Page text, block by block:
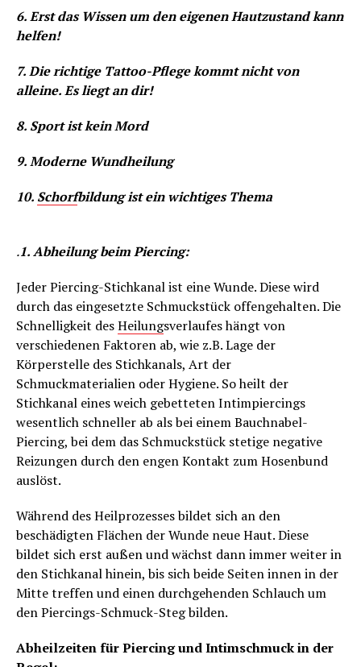
6. Erst das Wissen um den eigenen Hautzustand kann
helfen!
7. Die richtige Tattoo-Pflege kommt nicht von
alleine. Es liegt an dir!
8. Sport ist kein Mord
9. Moderne Wundheilung
10. Schorfbildung ist ein wichtiges Thema
.1. Abheilung beim Piercing:
Jeder Piercing-Stichkanal ist eine Wunde. Diese wird
durch das eingesetzte Schmuckstück offengehalten. Die
Schnelligkeit desHeilungsverlaufes hängt von
verschiedenen Faktoren ab, wie z.B. Lage der
Körperstelle des Stichkanals, Art der
Schmuckmaterialien oder Hygiene. So heilt der
Stichkanal eines weich gebetteten Intimpiercings
wesentlich schneller ab als bei einem Bauchnabel-
Piercing, bei dem das Schmuckstück stetige negative
Reizungen durch den engen Kontakt zum Hosenbund
auslöst.
Während des Heilprozesses bildet sich an den
beschädigten Flächen der Wunde neue Haut. Diese
bildet sich erst außen und wächst dann immer weiter in
den Stichkanal hinein, bis sich beide Seiten innen in der
Mitte treffen und einen durchgehenden Schlauch um
den Piercings-Schmuck-Steg bilden.
Abheilzeiten für Piercing und Intimschmuck in der